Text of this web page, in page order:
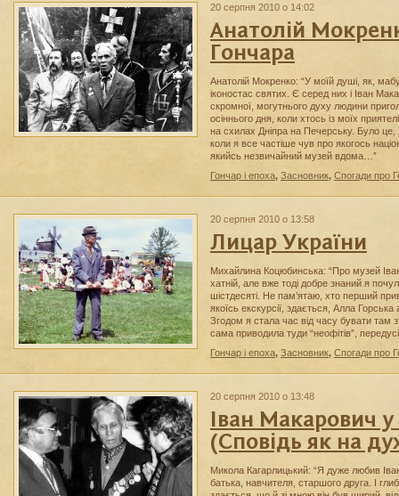
20 серпня 2010 о 14:02
Анатолій
Гончара
Анатолій Мокренко: “У моїй душі, як,
іконостас святих. Є серед них і Іван
скромної, могутнього духу людини
осіннього дня, коли хтось із моїх
на схилах Дніпра на Печерську. Було
коли я все частіше чув про якогось
якийсь незвичайний музей вдома…”
Гончар і епоха, Засновник, Спогади про
20 серпня 2010 о 13:58
Лицар України
Михайлина Коцюбинська: “Про музей
хатній, але вже тоді добре знаний я
шістдесяті. Не пам’ятаю, хто перший
якоїсь екскурсії, здається, Алла
Згодом я стала час від часу бувати там з
сама приводила туди “неофітів”,
Гончар і епоха, Засновник, Спогади про
20 серпня 2010 о 13:48
Іван Макарович у
(Сповідь як на
Микола Кагарлицький: “Я дуже любив
батька, навчителя, старшого друга. І